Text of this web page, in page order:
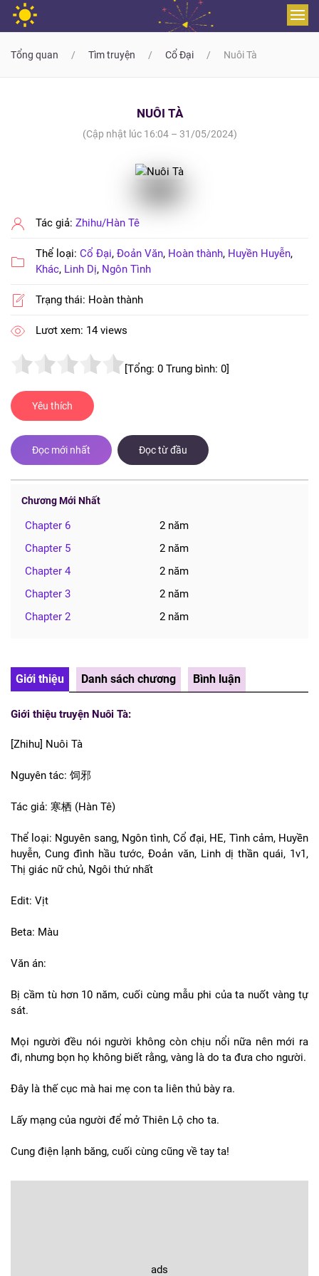
Tổng quan Tìm truyện Cổ Đại Nuôi Tà
NUÔI TÀ
(Cập nhật lúc 16:04 – 31/05/2024)
Tác giả: Zhihu/Hàn Tê
Thể loại: Cổ Đại, Đoản Văn, Hoàn thành, Huyền Huyễn,
Khác, Linh Dị, Ngôn Tình
Trạng thái: Hoàn thành
Lươt xem: 14 views
[Tổng: 0 Trung bình: 0]
Yêu thích
Đọc mới nhất Đọc từ đầu
Chương Mới Nhất
Chapter 6
2 năm
Chapter 5
2 năm
Chapter 4
2 năm
Chapter 3
2 năm
Chapter 2
2 năm
Giới thiệu Danh sách chương Bình luận
Giới thiệu truyện Nuôi Tà:
[Zhihu] Nuôi Tà
Nguyên tác: 饲邪
Tác giả: 寒栖 (Hàn Tê)
Thể loại: Nguyên sang, Ngôn tình, Cổ đại, HE, Tình cảm, Huyền
huyễn, Cung đình hầu tước, Đoản văn, Linh dị thần quái, 1v1,
Thị giác nữ chủ, Ngôi thứ nhất
Edit: Vịt
Beta: Màu
Văn án:
Bị cầm tù hơn 10 năm, cuối cùng mẫu phi của ta nuốt vàng tự
sát.
Mọi người đều nói người không còn chịu nổi nữa nên mới ra
đi, nhưng bọn họ không biết rằng, vàng là do ta đưa cho người.
Đây là thế cục mà hai mẹ con ta liên thủ bày ra.
Lấy mạng của người để mở Thiên Lộ cho ta.
Cung điện lạnh băng, cuối cùng cũng về tay ta!
ads